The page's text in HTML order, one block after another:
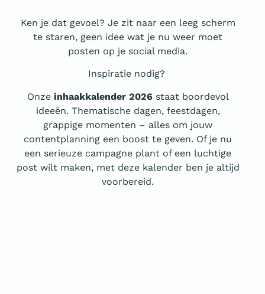
Ken je dat gevoel? Je zit naar een leeg scherm
te staren, geen idee wat je nu weer moet
posten op je social media.
Inspiratie nodig?
Onze inhaakkalender 2026staat boordevol
ideeën. Thematische dagen, feestdagen,
grappige momenten – alles om jouw
contentplanning een boost te geven. Of je nu
een serieuze campagne plant of een luchtige
post wilt maken, met deze kalender ben je altijd
voorbereid.